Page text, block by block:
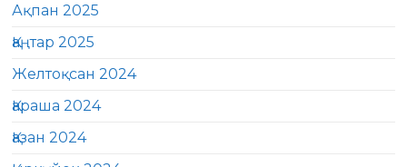
Ақпан 2025
Қаңтар 2025
Желтоқсан 2024
Қараша 2024
Қазан 2024